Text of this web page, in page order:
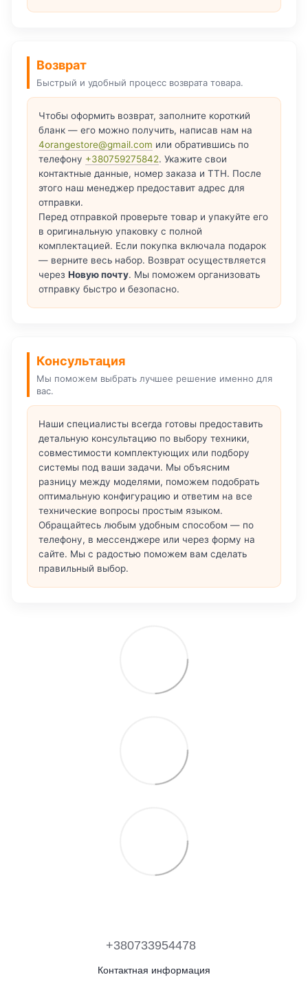
Возврат
Быстрый и удобный процесс возврата товара.
Чтобы оформить возврат, заполните короткий
бланк — его можно получить, написав нам на
4orangestore@gmail.com или обратившись по
телефону +380759275842. Укажите свои
контактные данные, номер заказа и ТТН. После
этого наш менеджер предоставит адрес для
отправки.
Перед отправкой проверьте товар и упакуйте его
в оригинальную упаковку с полной
комплектацией. Если покупка включала подарок
— верните весь набор. Возврат осуществляется
через Новую почту. Мы поможем организовать
отправку быстро и безопасно.
Консультация
Мы поможем выбрать лучшее решение именно для
вас.
Наши специалисты всегда готовы предоставить
детальную консультацию по выбору техники,
совместимости комплектующих или подбору
системы под ваши задачи. Мы объясним
разницу между моделями, поможем подобрать
оптимальную конфигурацию и ответим на все
технические вопросы простым языком.
Обращайтесь любым удобным способом — по
телефону, в мессенджере или через форму на
сайте. Мы с радостью поможем вам сделать
правильный выбор.
+380733954478
Контактная информация